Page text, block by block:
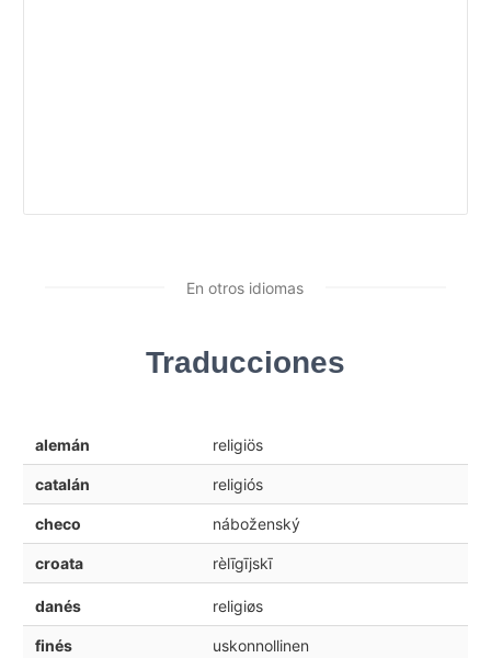
En otros idiomas
Traducciones
alemán religiös
catalán religiós
checo náboženský
croata rèlīgījskī
danés religiøs
finés uskonnollinen